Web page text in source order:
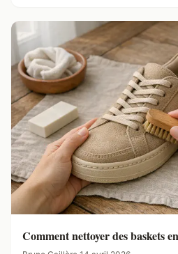
Comment nettoyer des baskets